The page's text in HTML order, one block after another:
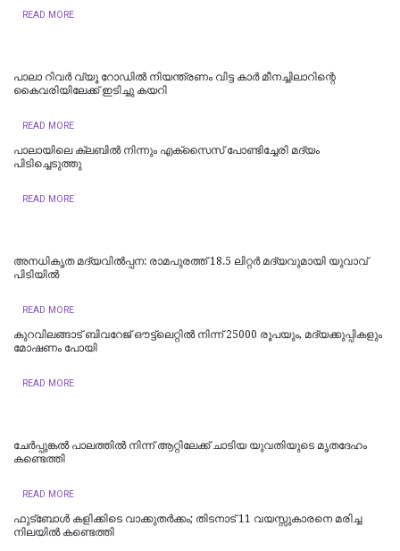
READ MORE
പാലാ റിവർ വ്യൂ റോഡിൽ നിയന്ത്രണം വിട്ട കാർ മീനച്ചിലാറിന്റെ
കൈവരിയിലേക്ക് ഇടിച്ചു കയറി
READ MORE
പാലായിലെ ക്ലബിൽ നിന്നും എക്സൈസ് പോണ്ടിച്ചേരി മദ്യം
പിടിച്ചെടുത്തു
READ MORE
അനധികൃത മദ്യവിൽപ്പന: രാമപുരത്ത് 18.5 ലിറ്റർ മദ്യവുമായി യുവാവ്
പിടിയിൽ
READ MORE
കുറവിലങ്ങാട് ബിവറേജ് ഔട്ട്ലെറ്റിൽ നിന്ന് 25000 രൂപയും, മദ്യക്കുപ്പികളും
മോഷണം പോയി
READ MORE
ചേർപ്പുങ്കൽ പാലത്തിൽ നിന്ന് ആറ്റിലേക്ക് ചാടിയ യുവതിയുടെ മൃതദേഹം
കണ്ടെത്തി
READ MORE
ഫുട്‌ബോള്‍ കളിക്കിടെ വാക്കുതര്‍ക്കം; തിടനാട് 11 വയസ്സുകാരനെ മരിച്ച
നിലയില്‍ കണ്ടെത്തി